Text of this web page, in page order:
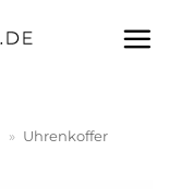
» Uhrenkoffer